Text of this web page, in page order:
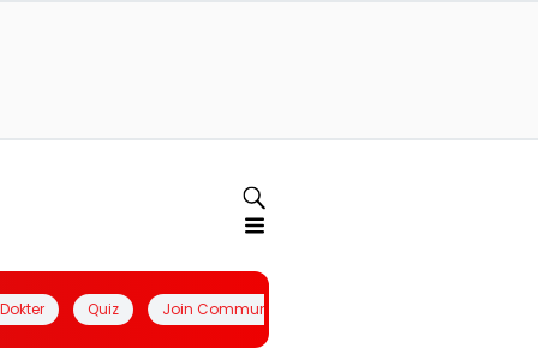
Quiz Join Community